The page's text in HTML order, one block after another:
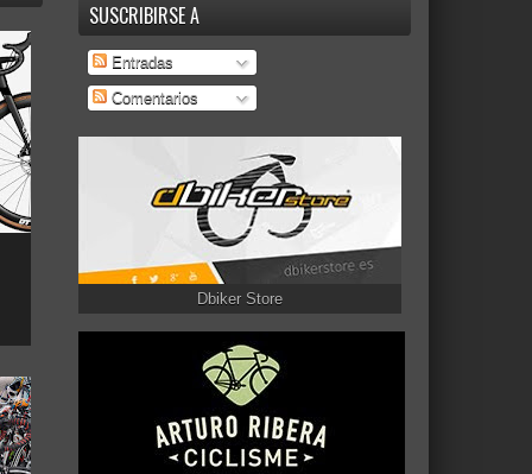
SUSCRIBIRSE A
Entradas
Comentarios
Dbiker Store